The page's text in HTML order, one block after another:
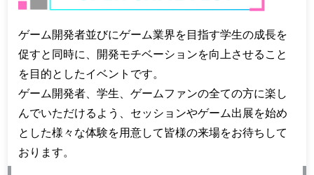
ゲーム開発者並びにゲーム業界を目指す学生の成長を
促すと同時に、開発モチベーションを向上させること
を目的としたイベントです。
ゲーム開発者、学生、ゲームファンの全ての方に楽し
んでいただけるよう、セッションやゲーム出展を始め
とした様々な体験を用意して皆様の来場をお待ちして
おります。